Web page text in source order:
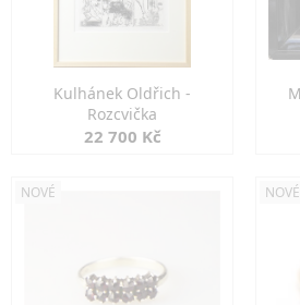
Kulhánek Oldřich -
Rozcvička
22 700 Kč
NOVÉ NOVÉ